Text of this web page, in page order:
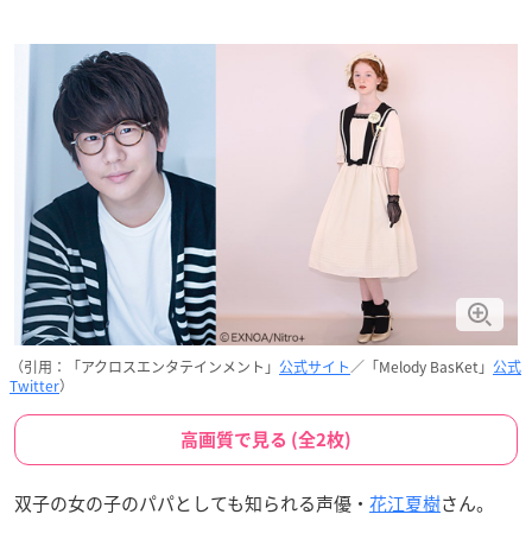
（引用：「アクロスエンタテインメント」 公式サイト／「Melody BasKet」 公式
Twitter）
高画質で見る (全2枚)
双子の女の子のパパとしても知られる声優・ 花江夏樹さん。